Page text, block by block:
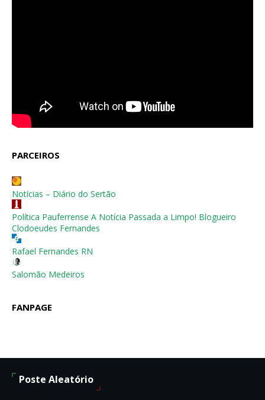
PARCEIROS
Notícias – Diário do Sertão
Política Pauferrense A Notícia Passada a Limpo! Blogueiro
Clodoeudes Fernandes
Rafael Fernandes RN
Salomão Medeiros
FANPAGE
Poste Aleatório